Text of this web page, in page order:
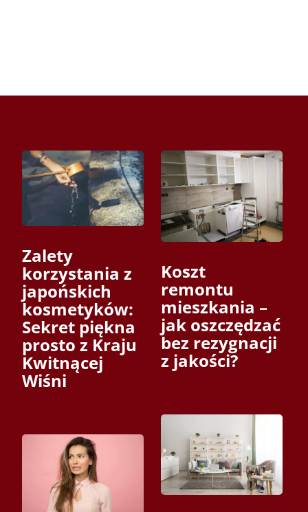
Zalety
korzystania z
japońskich
kosmetyków:
Sekret piękna
prosto z Kraju
Kwitnącej
Wiśni
Koszt
remontu
mieszkania –
jak oszczędzać
bez rezygnacji
z jakości?